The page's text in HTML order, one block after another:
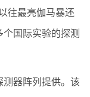
往最亮伽马暴还
国际实验的探测
器阵列提供。该